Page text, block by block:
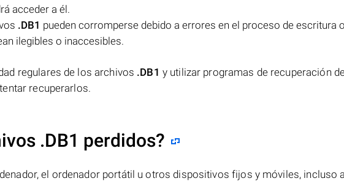
acceder a él.
.DB1 pueden corromperse debido a errores en el proceso de escritura o
ilegibles o inaccesibles.
regulares de los archivos .DB1 y utilizar programas de recuperación de
recuperarlos.
.DB1 perdidos?
el ordenador portátil u otros dispositivos fijos y móviles, incluso a